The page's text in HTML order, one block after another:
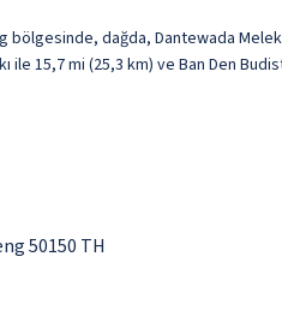
dağda, Dantewada
ile 15,7 mi (25,3 km) ve Ban Den
50150 TH